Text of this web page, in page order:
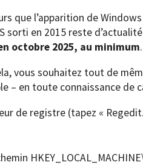
que l’apparition de
sorti en 2015 reste
octobre 2025, au minimum.
vous souhaitez tout de
– en toute connaissance de
de registre (tapez «